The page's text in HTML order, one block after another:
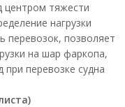
центром тяжести
нагрузки
перевозок, позволяет
на шар фаркопа,
перевозке судна